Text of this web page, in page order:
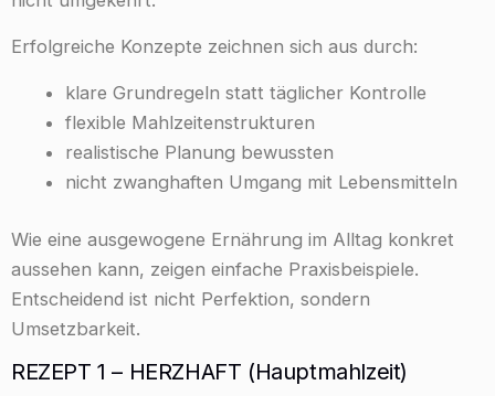
Erfolgreiche Konzepte zeichnen sich aus durch:
klare Grundregeln statt täglicher Kontrolle
flexible Mahlzeitenstrukturen
realistische Planung bewussten
nicht zwanghaften Umgang mit Lebensmitteln
Wie eine ausgewogene Ernährung im Alltag konkret
aussehen kann, zeigen einfache Praxisbeispiele.
Entscheidend ist nicht Perfektion, sondern
Umsetzbarkeit.
REZEPT 1 – HERZHAFT (Hauptmahlzeit)